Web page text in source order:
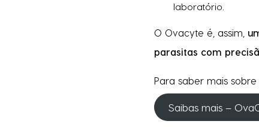
laboratório.
O Ovacyte é, assim,
parasitas com
Para saber mais sobre
Saibas mais –